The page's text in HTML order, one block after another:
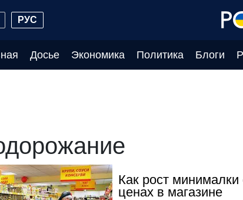
РУС
Досье Экономика Политика Блоги
Как рост минималки
ценах в магазине